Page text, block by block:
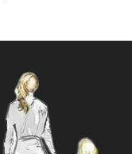
HÔTELS & VILLAS
NOTRE ÉQUIPE